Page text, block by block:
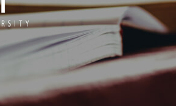
Community
Graduate School of Soft
ware Convergence
Educational Project